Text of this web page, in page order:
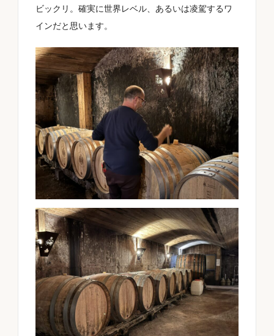
ビックリ。確実に世界レベル、あるいは凌駕するワ
インだと思います。